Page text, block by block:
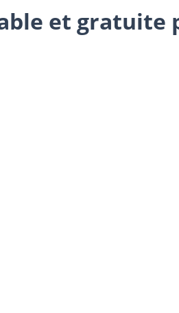
et gratuite